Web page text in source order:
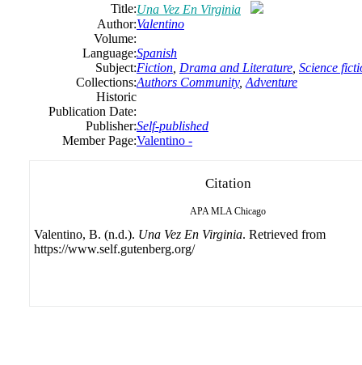
Title:Una Vez En Virginia
Author:Valentino
Volume:
Language:Spanish
Subject:Fiction Drama and Literature Science
Collections:Authors Community, Adventure
Historic
Publication Date:
Publisher:Self-published
Member Page:Valentino -
Citation
APA MLA Chicago
Valentino, B. (n.d.). Una Vez En Virginia. Retrieved from
https://www.self.gutenberg.org/